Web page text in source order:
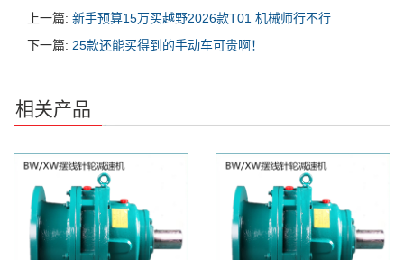
上一篇: 新手预算15万买越野2026款T01 机械师行不行
下一篇: 25款还能买得到的手动车可贵啊！
相关产品